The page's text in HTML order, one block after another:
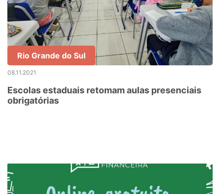
Rio Grande do Sul
08.11.2021
Escolas estaduais retomam aulas presenciais
obrigatórias